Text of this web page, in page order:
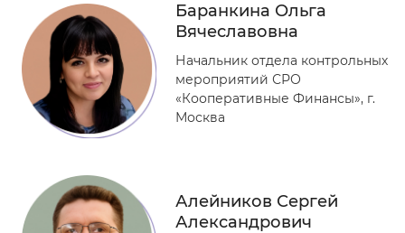
Баранкина Ольга
Вячеславовна
Начальник отдела контрольных
мероприятий СРО
«Кооперативные Финансы», г.
Москва
Алейников Сергей
Александрович